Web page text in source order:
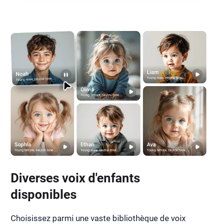
Diverses voix d'enfants
disponibles
Choisissez parmi une vaste bibliothèque de voix